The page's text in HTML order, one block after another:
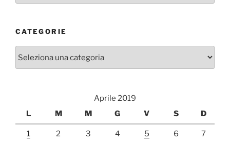
CATEGORIE
Aprile 2019
L
M M G V S D
1 2 3 4 5 6 7